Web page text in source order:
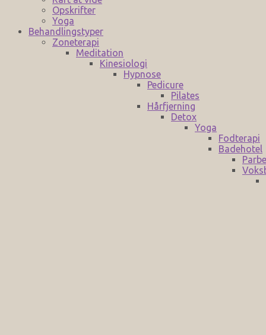
Opskrifter
Yoga
Behandlingstyper
Zoneterapi
Meditation
Kinesiologi
Hypnose
Pedicure
Pilates
Hårfjerning
Detox
Yoga
Fodterapi
Badehotel